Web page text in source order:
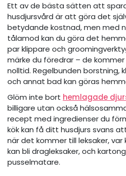
Ett av de bästa sätten att
husdjursvård är att göra det
betydande kostnad, men med
tålamod kan du göra det
par klippare och
märke du föredrar – de
nolltid. Regelbunden borstning,
och annat bad kan göras
Glöm inte bort hemlagade
billigare utan också
recept med ingredienser du
kök kan få ditt husdjurs svans
när det kommer till leksaker,
kan bli dragleksaker, och
pusselmatare.